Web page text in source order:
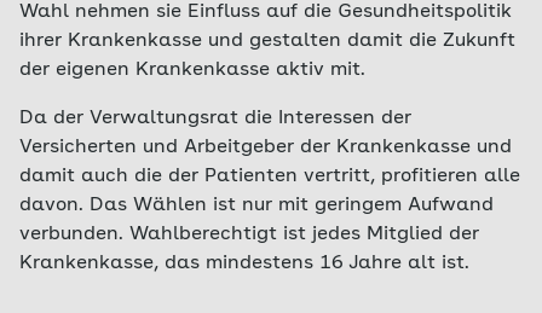
Wahl nehmen sie Einfluss auf die Gesundheitspolitik
ihrer Krankenkasse und gestalten damit die Zukunft
der eigenen Krankenkasse aktiv mit.
Da der Verwaltungsrat die Interessen der
Versicherten und Arbeitgeber der Krankenkasse und
damit auch die der Patienten vertritt, profitieren alle
davon. Das Wählen ist nur mit geringem Aufwand
verbunden. Wahlberechtigt ist jedes Mitglied der
Krankenkasse, das mindestens 16 Jahre alt ist.